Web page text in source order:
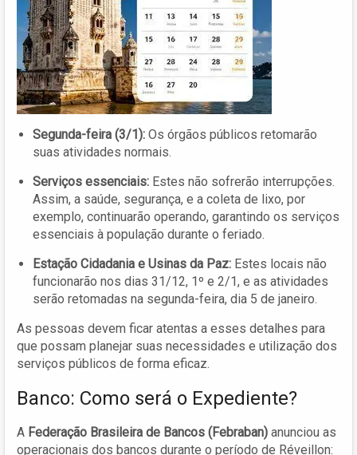
Segunda-feira (3/1): Os órgãos públicos retomarão
suas atividades normais.
Serviços essenciais: Estes não sofrerão interrupções.
Assim, a saúde, segurança, e a coleta de lixo, por
exemplo, continuarão operando, garantindo os serviços
essenciais à população durante o feriado.
Estação Cidadania e Usinas da Paz: Estes locais não
funcionarão nos dias 31/12, 1º e 2/1, e as atividades
serão retomadas na segunda-feira, dia 5 de janeiro.
As pessoas devem ficar atentas a esses detalhes para
que possam planejar suas necessidades e utilização dos
serviços públicos de forma eficaz.
Banco: Como será o Expediente?
A Federação Brasileira de Bancos (Febraban) anunciou as
operacionais dos bancos durante o período de Réveillon: